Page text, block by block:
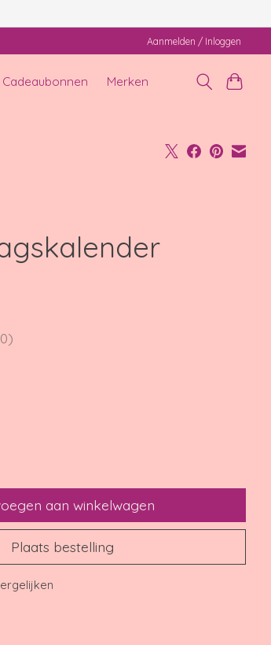
Aanmelden / Inloggen
Cadeaubonnen Merken
dit product is
aan winkelwagen
Plaats bestelling